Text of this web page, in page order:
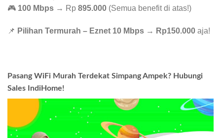
🎮 100 Mbps → Rp 895.000 (Semua benefit di atas!)
📌 Pilihan Termurah – Eznet 10 Mbps → Rp150.000 aja!
Pasang WiFi Murah Terdekat Simpang Ampek? Hubungi
Sales IndiHome!